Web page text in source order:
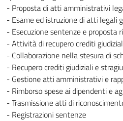
- Proposta di atti amministrativi
- Esame ed istruzione di atti legali
- Esecuzione sentenze e proposta
- Attività di recupero crediti
- Collaborazione nella stesura di
- Recupero crediti giudiziali e
- Gestione atti amministrativi e
- Rimborso spese ai dipendenti e
- Trasmissione atti di
- Registrazioni sentenze